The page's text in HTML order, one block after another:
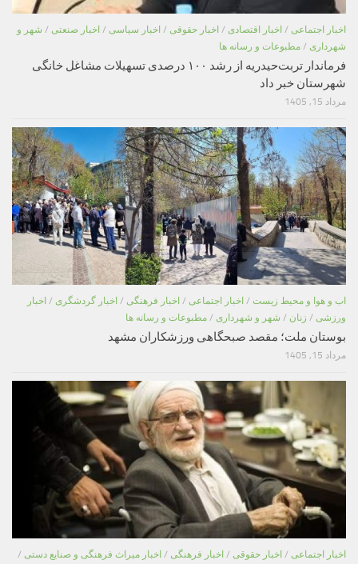
اخبار اجتماعی / اخبار اقتصادی / اخبار حقوقی / اخبار سیاسی / اخبار صنعتی / شهر و
شهرداری / مطبوعات و رسانه ها
فرماندار تربت‌حیدریه از رشد ۱۰۰ درصدی تسهیلات مشاغل خانگی
شهرستان خبر داد
مرداد 15, 1405
اب و هوا و محیط زیست / اخبار اجتماعی / اخبار فرهنگی / اخبار گردشگری / اخبار
ورزشی / زنان / شهر و شهرداری / مطبوعات و رسانه ها
بوستان ملت؛ مقصد صبحگاهی ورزشکاران مشهد
مرداد 15, 1405
اخبار اجتماعی / اخبار حقوقی / اخبار فرهنگی / اخبار میراث فرهنگی و صنایع دستی /